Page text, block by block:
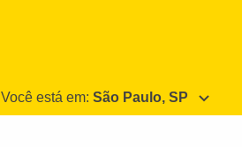
Você está em: São Paulo, SP